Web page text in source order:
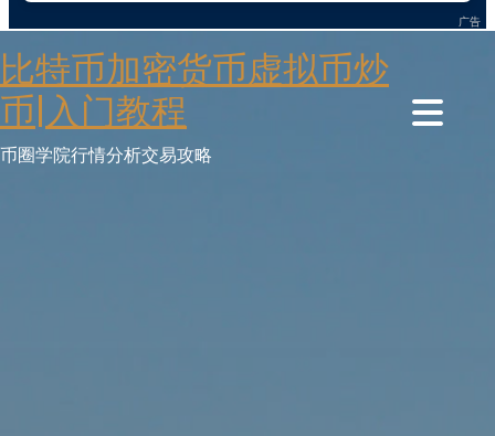
to
content
比特币加密货币虚拟币炒
币|入门教程
币圈学院行情分析交易攻略